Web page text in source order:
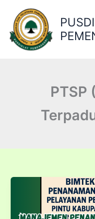
konten
PTSP